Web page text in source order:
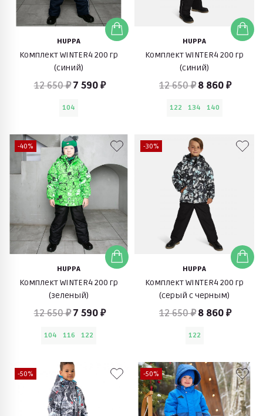
HUPPA
Комплект WINTER4 200 гр
(синий)
12 650 ₽ 7 590 ₽
104
HUPPA
Комплект WINTER4 200 гр
(синий)
12 650 ₽ 8 860 ₽
122 134 140
-40%
HUPPA
Комплект WINTER4 200 гр
(зеленый)
12 650 ₽ 7 590 ₽
104 116 122
-30%
HUPPA
Комплект WINTER4 200 гр
(серый с черным)
12 650 ₽ 8 860 ₽
122
-50% -50%